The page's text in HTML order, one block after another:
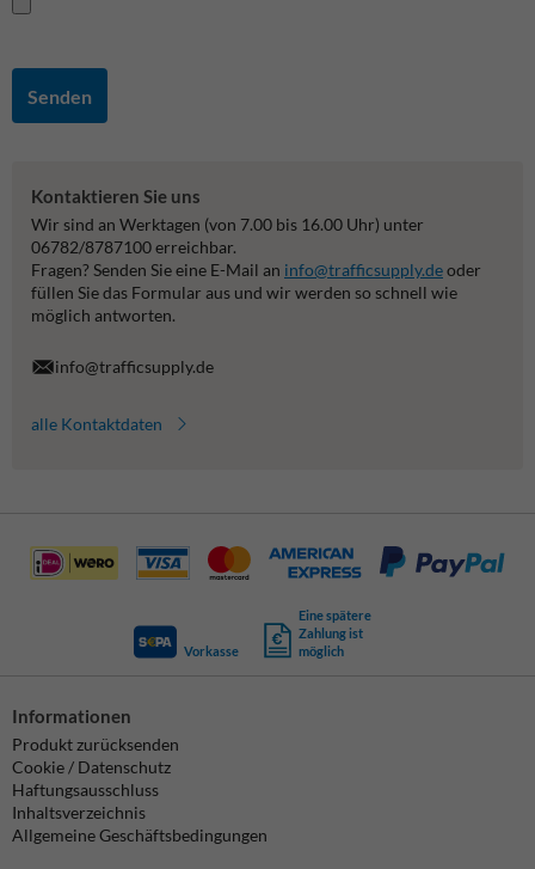
Senden
Kontaktieren Sie uns
Wir sind an Werktagen (von 7.00 bis 16.00 Uhr) unter
06782/8787100 erreichbar.
Fragen? Senden Sie eine E-Mail an info@trafficsupply.deoder
füllen Sie das Formular aus und wir werden so schnell wie
möglich antworten.
info@trafficsupply.de
alle Kontaktdaten
Vorkasse
Eine spätere
Zahlung ist
möglich
Informationen
Produkt zurücksenden
Cookie / Datenschutz
Haftungsausschluss
Inhaltsverzeichnis
Allgemeine Geschäftsbedingungen